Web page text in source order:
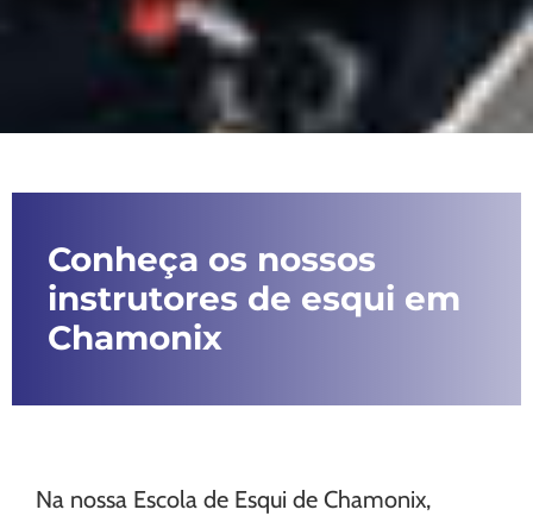
Conheça os nossos
instrutores de esqui em
Chamonix
Na nossa Escola de Esqui de Chamonix,